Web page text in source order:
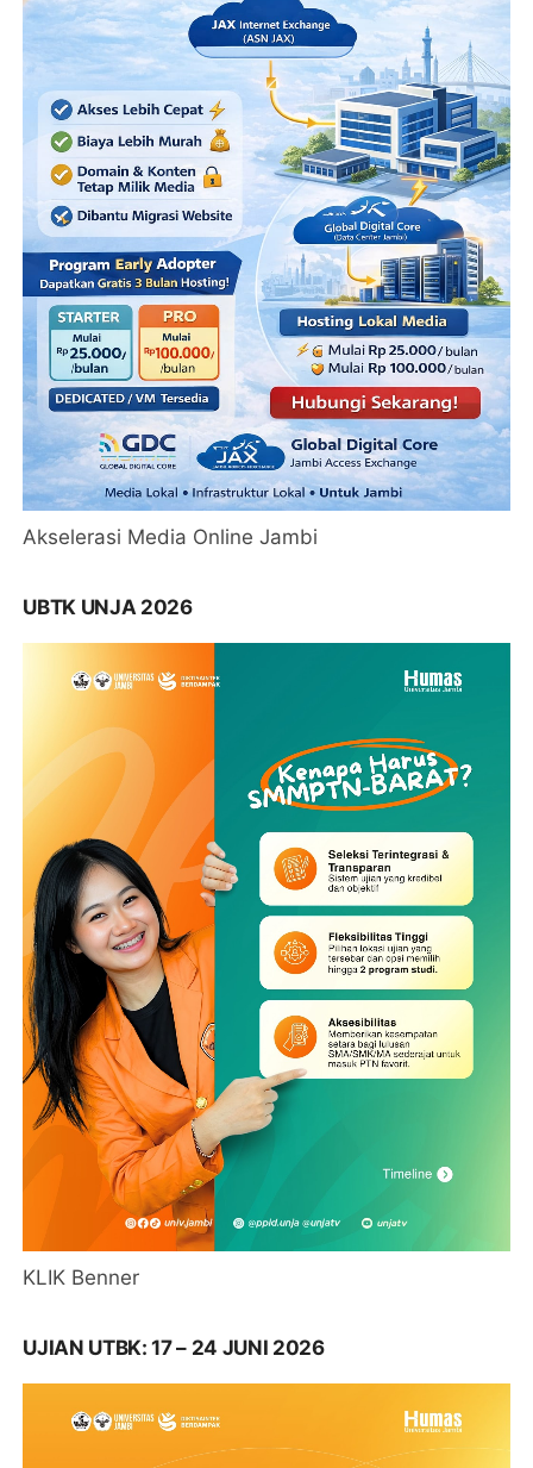
Akselerasi Media Online Jambi
UBTK UNJA 2026
KLIK Benner
UJIAN UTBK: 17 – 24 JUNI 2026